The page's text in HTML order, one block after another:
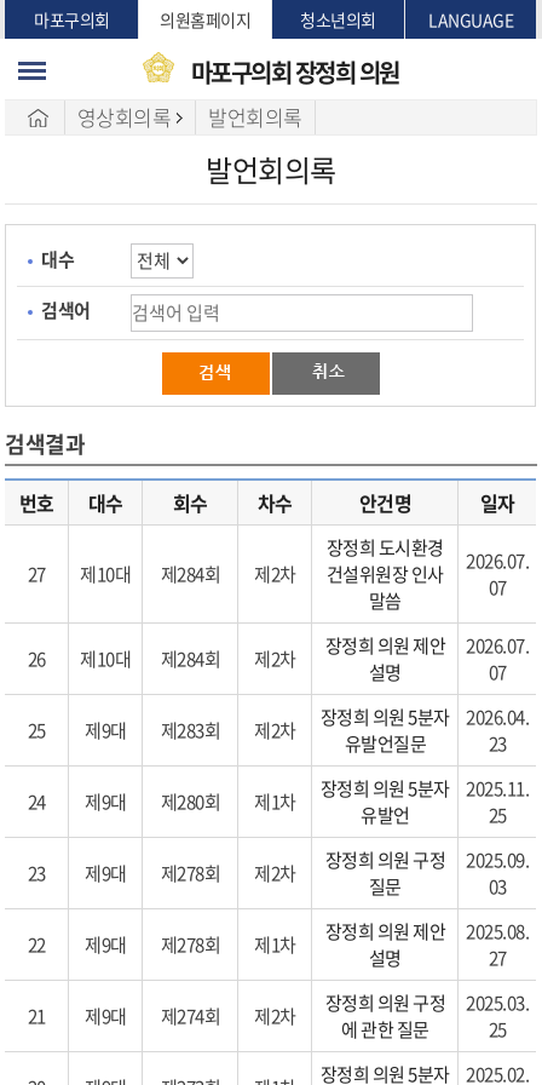
본문바로가기
마포구의회 의원홈페이지 청소년의회 LANGUAGE
마포구의회장정희 의원
영상회의록 발언회의록
발언회의록
대수
검색어
검색결과
번호 대수 회수 차수 안건명 일자
27 제10대 제284회 제2차
장정희 도시환경
건설위원장 인사
말씀
2026.07.
07
26 제10대 제284회 제2차
장정희 의원 제안
설명
2026.07.
07
25 제9대 제283회 제2차
장정희 의원 5분자
유발언질문
2026.04.
23
24 제9대 제280회 제1차
장정희 의원 5분자
유발언
2025.11.
25
23 제9대 제278회 제2차
장정희 의원 구정
질문
2025.09.
03
22 제9대 제278회 제1차
장정희 의원 제안
설명
2025.08.
27
21 제9대 제274회 제2차
장정희 의원 구정
에 관한 질문
2025.03.
25
장정희 의원 5분자 2025.02.